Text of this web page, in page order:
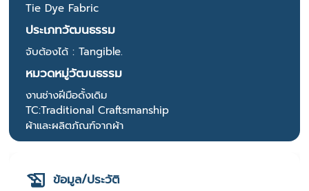
Tie Dye Fabric
ประเภทวัฒนธรรม
จับต้องได้ : Tangible.
หมวดหมู่วัฒนธรรม
งานช่างฝีมือดั้งเดิม
TC:Traditional Craftsmanship
ผ้าและผลิตภัณฑ์จากผ้า
ข้อมูล/ประวัติ